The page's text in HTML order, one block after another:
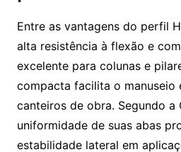
Entre as vantagens do perfil
alta resistência à flexão e
excelente para colunas e
compacta facilita o manuseio
canteiros de obra. Segundo a
uniformidade de suas abas
estabilidade lateral em